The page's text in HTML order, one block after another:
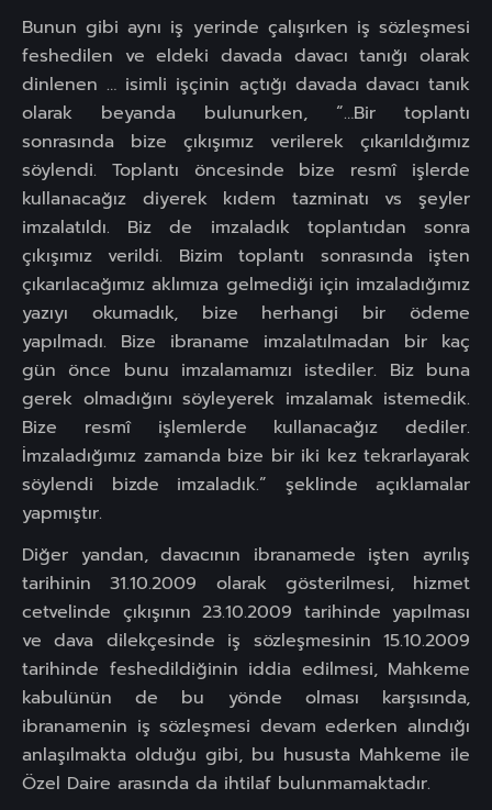
Bunun gibi aynı iş yerinde çalışırken iş sözleşmesi
feshedilen ve eldeki davada davacı tanığı olarak
dinlenen … isimli işçinin açtığı davada davacı tanık
olarak beyanda bulunurken, “…Bir toplantı
sonrasında bize çıkışımız verilerek çıkarıldığımız
söylendi. Toplantı öncesinde bize resmî işlerde
kullanacağız diyerek kıdem tazminatı vs şeyler
imzalatıldı. Biz de imzaladık toplantıdan sonra
çıkışımız verildi. Bizim toplantı sonrasında işten
çıkarılacağımız aklımıza gelmediği için imzaladığımız
yazıyı okumadık, bize herhangi bir ödeme
yapılmadı. Bize ibraname imzalatılmadan bir kaç
gün önce bunu imzalamamızı istediler. Biz buna
gerek olmadığını söyleyerek imzalamak istemedik.
Bize resmî işlemlerde kullanacağız dediler.
İmzaladığımız zamanda bize bir iki kez tekrarlayarak
söylendi bizde imzaladık.” şeklinde açıklamalar
yapmıştır.
Diğer yandan, davacının ibranamede işten ayrılış
tarihinin 31.10.2009 olarak gösterilmesi, hizmet
cetvelinde çıkışının 23.10.2009 tarihinde yapılması
ve dava dilekçesinde iş sözleşmesinin 15.10.2009
tarihinde feshedildiğinin iddia edilmesi, Mahkeme
kabulünün de bu yönde olması karşısında,
ibranamenin iş sözleşmesi devam ederken alındığı
anlaşılmakta olduğu gibi, bu hususta Mahkeme ile
Özel Daire arasında da ihtilaf bulunmamaktadır.